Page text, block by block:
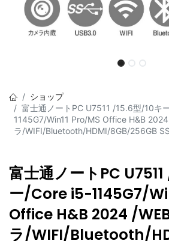
ショップ
富士通ノートPC U7511 /15.6型/10キ
1145G7/Win11 Pro/MS Office H&B 2024
ラ/WIFI/Bluetooth/HDMI/8GB/256GB
富士通ノートPC
ー/Core i5-1145G7/
Office H&B 2024 /
ラ/WIFI/Bluetooth/